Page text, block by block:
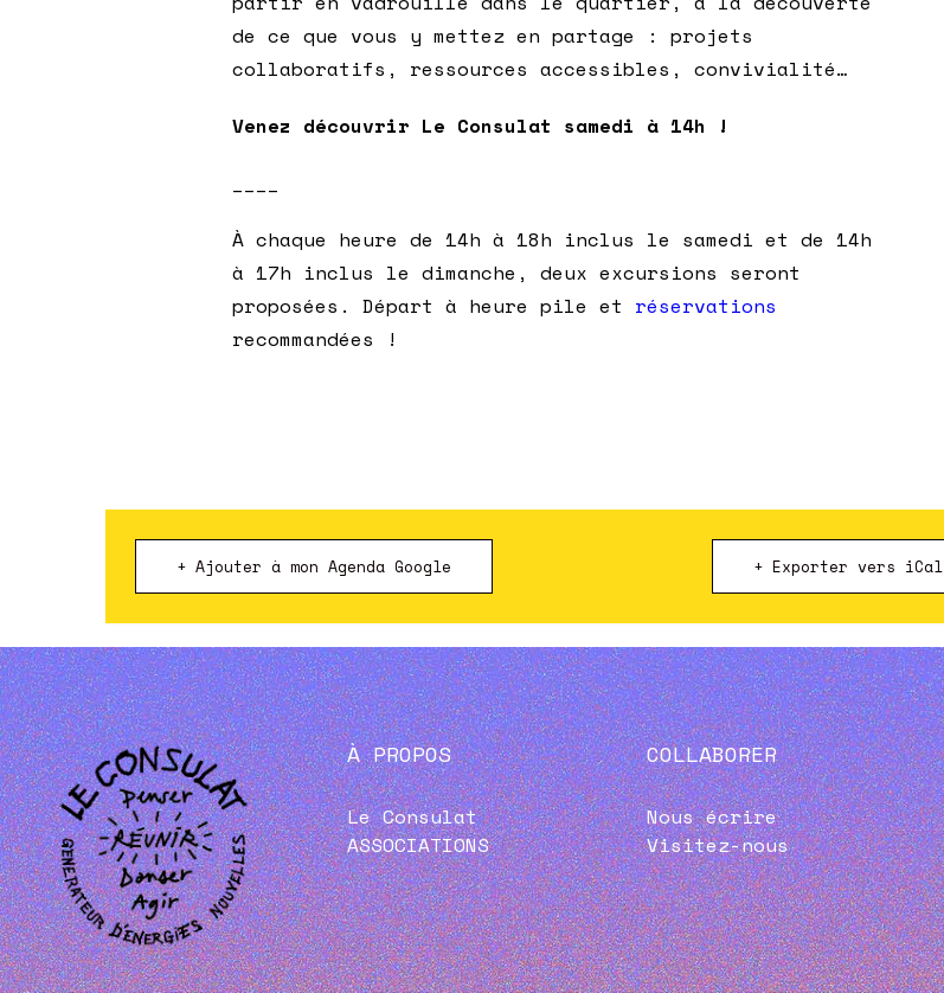
de ce que vous y mettez en partage : projets
collaboratifs, ressources accessibles, convivialité…
Venez découvrir Le Consulat samedi à 14h !
À chaque heure de 14h à 18h inclus le samedi et de 14h
à 17h inclus le dimanche, deux excursions seront
proposées. Départ à heure pile et réservations
recommandées !
+ Ajouter à mon Agenda Google + Exporter vers iCal
À PROPOS
Le Consulat
ASSOCIATIONS
COLLABORER
Nous écrire
Visitez-nous